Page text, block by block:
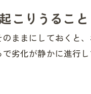
こりうること
ままにしておくと
劣化が静かに進行